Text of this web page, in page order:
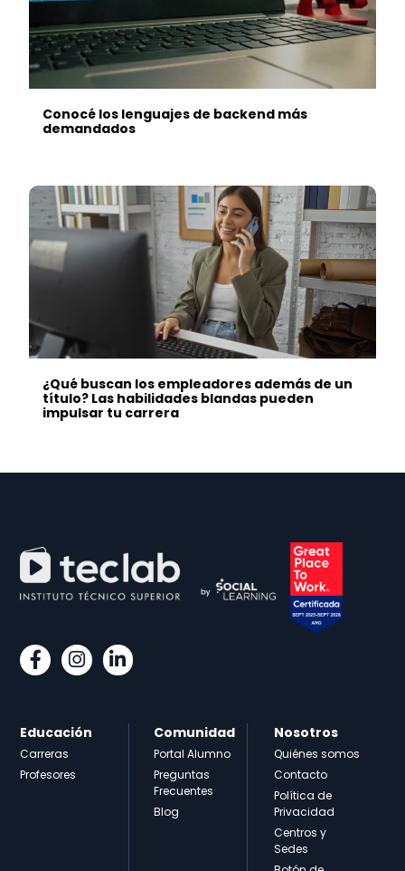
Conocé los lenguajes de backend más
demandados
¿Qué buscan los empleadores además de un
título? Las habilidades blandas pueden
impulsar tu carrera
Educación
Carreras
Profesores
Comunidad
Portal Alumno
Preguntas
Frecuentes
Blog
Nosotros
Quiénes somos
Contacto
Política de
Privacidad
Centros y
Sedes